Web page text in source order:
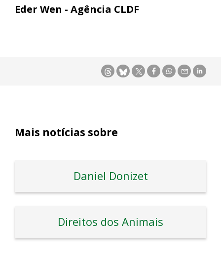
Eder Wen - Agência CLDF
Mais notícias sobre
Daniel Donizet
Direitos dos Animais